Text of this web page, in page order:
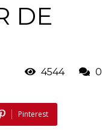
DE
4544 0
Pinterest